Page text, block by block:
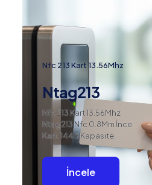
Nfc 213 Kart 13.56Mhz
Ntag213
Nfc 213 Kart 13.56Mhz
Ntag213 Nfc 0.8Mm İnce
Kart. 144B Kapasite.
İncele